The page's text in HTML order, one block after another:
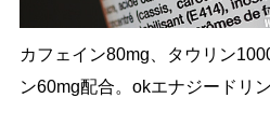
カフェイン80mg、タウリン
ン60mg配合。okエナジードリ